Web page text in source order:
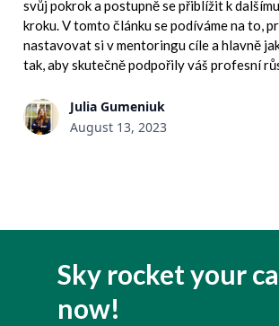
svůj pokrok a postupně se přiblížit k
kroku. V tomto článku se podíváme na to,
nastavovat si v mentoringu cíle a hlavně
tak, aby skutečně podpořily váš profesní
Julia Gumeniuk
August 13, 2023
Sky rocket your
now!